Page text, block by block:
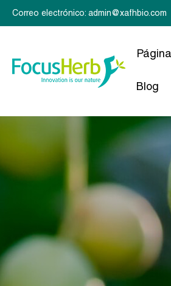
Correo electrónico: admin@xafhbio.com
Blog